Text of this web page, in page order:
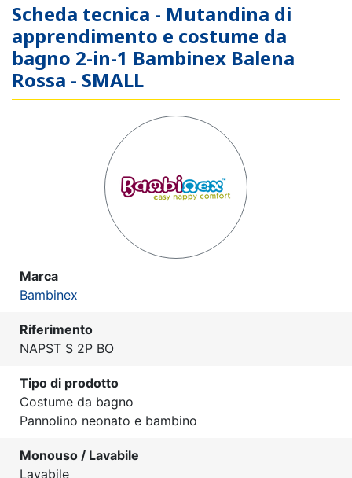
Scheda tecnica - Mutandina di
apprendimento e costume da
bagno 2-in-1 Bambinex Balena
Rossa - SMALL
Marca
Bambinex
Riferimento
NAPST S 2P BO
Tipo di prodotto
Costume da bagno
Pannolino neonato e bambino
Monouso / Lavabile
Lavabile